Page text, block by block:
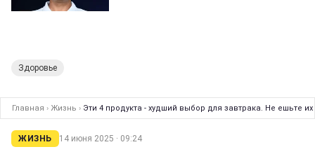
Здоровье
Главная › Жизнь › Эти 4 продукта - худший выбор для завтрака. Не ешьте
ЖИЗНЬ 14 июня 2025 · 09:24